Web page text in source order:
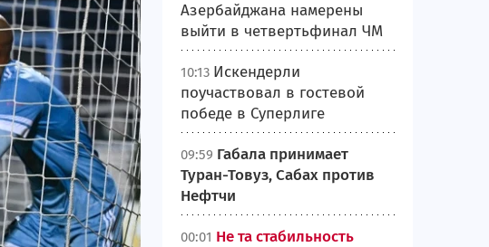
Азербайджана намерены
выйти в четвертьфинал ЧМ
10:13 Искендерли
поучаствовал в гостевой
победе в Суперлиге
09:59 Габала принимает
Туран-Товуз, Сабах против
Нефтчи
00:01 Не та стабильность